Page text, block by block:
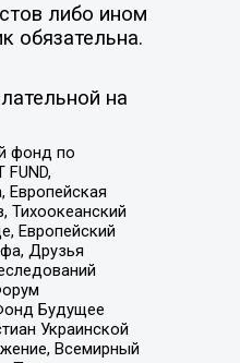
либо ином
обязательна.
на
фонд по
Европейская
Европейский
Друзья
Будущее
Украинской
Всемирный